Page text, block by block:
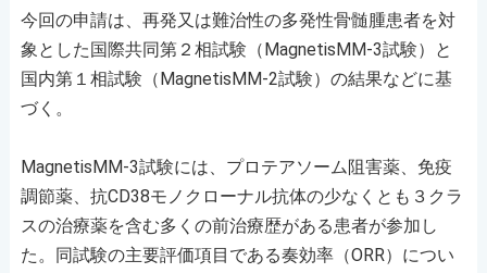
今回の申請は、再発又は難治性の多発性骨髄腫患者を対
象とした国際共同第２相試験（MagnetisMM-3試験）と
国内第１相試験（MagnetisMM-2試験）の結果などに基
づく。
MagnetisMM-3試験には、プロテアソーム阻害薬、免疫
調節薬、抗CD38モノクローナル抗体の少なくとも３クラ
スの治療薬を含む多くの前治療歴がある患者が参加し
た。同試験の主要評価項目である奏効率（ORR）につい